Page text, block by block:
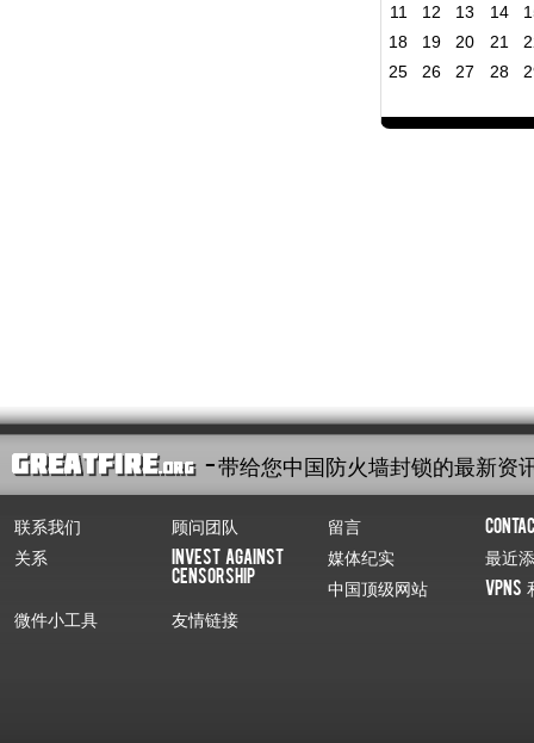
11
12 13 14
18
19 20 21
25
26 27 28
- 带给您中国防火墙封锁的最新资
联系我们 顾问团队 留言
关系
Invest Against
Censorship
媒体纪实
最近
中国顶级网站
VPNs
微件小工具
友情链接